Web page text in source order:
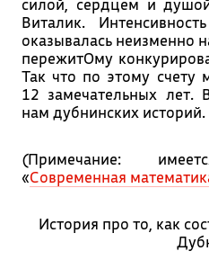
силой, сердцем и
Виталик.
оказывалась неизменно
пережитОму
Так что по этому счету
12 замечательных лет.
нам дубнинских историй.
(Примечание:
«Современная
История про то, как